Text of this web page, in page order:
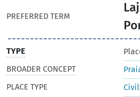
PREFERRED TERM
TYPE
BROADER CONCEPT
PLACE TYPE